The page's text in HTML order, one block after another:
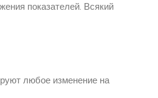
показателей. Всякий
любое изменение на